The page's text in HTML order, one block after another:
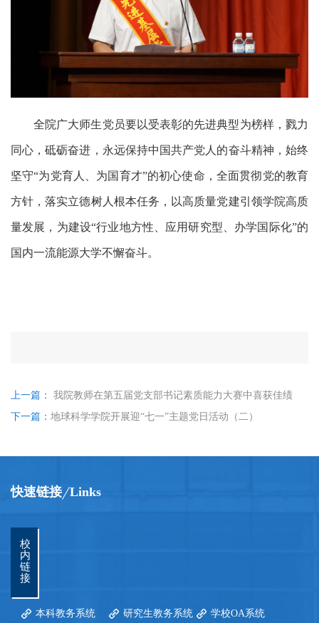
全院广大师生党员要以受表彰的先进典型为榜样，戮力
同心，砥砺奋进， 永远保持中国共产党人的奋斗精神，始终
坚守“为党育人、为国育才”的初心使命，全面贯彻党的教育
方针，落实立德树人根本任务，以高质量党建引领学院高质
量发展 ，为建设“行业地方性、应用研究型、办学国际化”的
国内一流能源大学不懈奋斗。
上一篇： 我院教师在第五届党支部书记素质能力大赛中喜获佳绩
下一篇： 地球科学学院开展迎“七一”主题党日活动（二）
快速链接 Links
校
内
链
接
本科教务系统 研究生教务系统 学校OA系统